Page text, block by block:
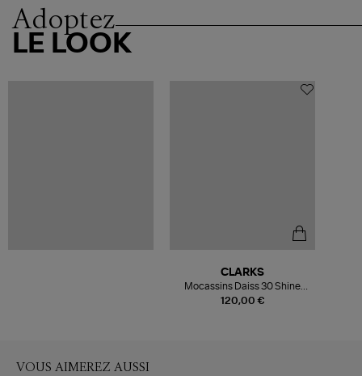
Adoptez
LE LOOK
120,00 €
CLARKS
Mocassins Daiss 30 Shine
Black Pat Noir
VOUS AIMEREZ AUSSI